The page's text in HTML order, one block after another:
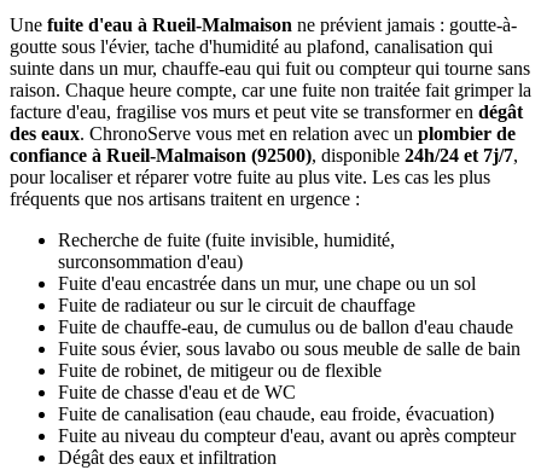
Une fuite d'eau à Rueil-Malmaison ne prévient jamais : goutte-à-
goutte sous l'évier, tache d'humidité au plafond, canalisation qui
suinte dans un mur, chauffe-eau qui fuit ou compteur qui tourne sans
raison. Chaque heure compte, car une fuite non traitée fait grimper la
facture d'eau, fragilise vos murs et peut vite se transformer en dégât
des eaux. ChronoServe vous met en relation avec un plombier de
confiance à Rueil-Malmaison (92500), disponible 24h/24 et 7j/7,
pour localiser et réparer votre fuite au plus vite. Les cas les plus
fréquents que nos artisans traitent en urgence :
Recherche de fuite (fuite invisible, humidité,
surconsommation d'eau)
Fuite d'eau encastrée dans un mur, une chape ou un sol
Fuite de radiateur ou sur le circuit de chauffage
Fuite de chauffe-eau, de cumulus ou de ballon d'eau chaude
Fuite sous évier, sous lavabo ou sous meuble de salle de bain
Fuite de robinet, de mitigeur ou de flexible
Fuite de chasse d'eau et de WC
Fuite de canalisation (eau chaude, eau froide, évacuation)
Fuite au niveau du compteur d'eau, avant ou après compteur
Dégât des eaux et infiltration